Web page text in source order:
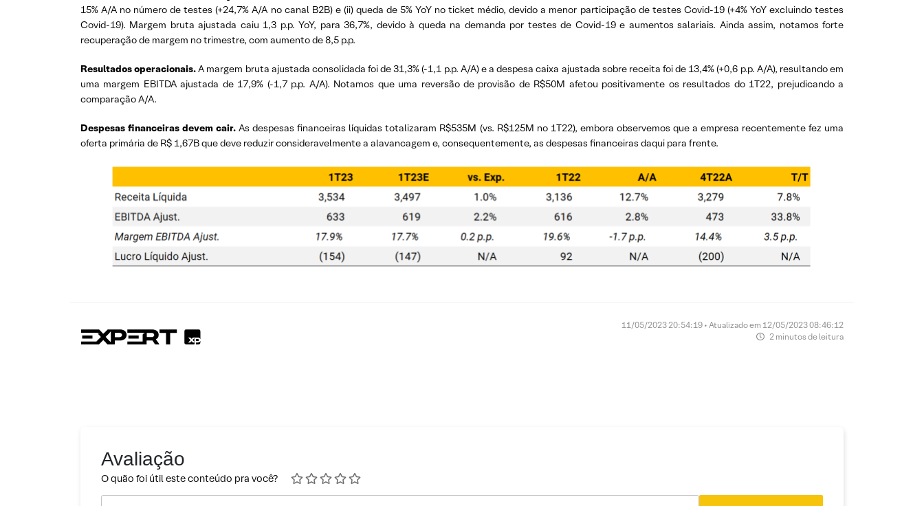
15% A/A no número de testes (+24,7% A/A no canal B2B) e (ii) queda de 5% YoY no ticket médio, devido a menor participação de testes Covid-19 (+4% YoY excluindo testes
Covid-19). Margem bruta ajustada caiu 1,3 p.p. YoY, para 36,7%, devido à queda na demanda por testes de Covid-19 e aumentos salariais. Ainda assim, notamos forte
recuperação de margem no trimestre, com aumento de 8,5 p.p.
Resultados operacionais.A margem bruta ajustada consolidada foi de 31,3% (-1,1 p.p. A/A) e a despesa caixa ajustada sobre receita foi de 13,4% (+0,6 p.p. A/A), resultando em
uma margem EBITDA ajustada de 17,9% (-1,7 p.p. A/A). Notamos que uma reversão de provisão de R$50M afetou positivamente os resultados do 1T22, prejudicando a
comparação A/A.
Despesas financeiras devem cair. As despesas financeiras líquidas totalizaram R$535M (vs. R$125M no 1T22), embora observemos que a empresa recentemente fez uma
oferta primária de R$ 1,67B que deve reduzir consideravelmente a alavancagem e, consequentemente, as despesas financeiras daqui para frente.
11/05/2023 20:54:19 • Atualizado em 12/05/2023 08:46:12
2 minutos de leitura
Avaliação
O quão foi útil este conteúdo pra você?